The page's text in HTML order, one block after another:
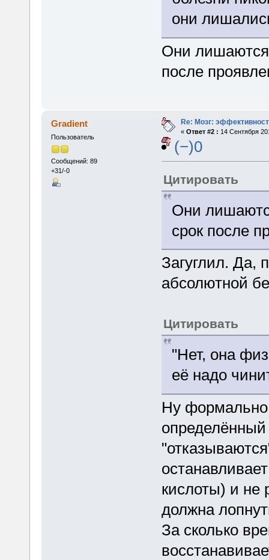
они
Они лишаются
после
Gradient
Пользователь
Сообщений: 89
+31/-0
Re: Мозг:
« Ответ #2 : 14 Сентября
(−)0
Цитировать
Они
срок после
Загуглил. Да,
абсолютной
Цитировать
"Нет, она
её надо
Ну формально
кислоты) и не
должна
За сколько